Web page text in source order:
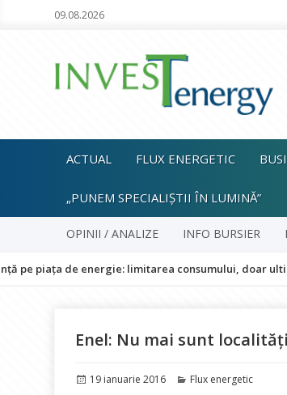
09.08.2026
ACTUAL FLUX ENERGETIC
„PUNEM SPECIALIȘTII ÎN LUMINĂ”
OPINII / ANALIZE INFO BURSIER
energie: limitarea consumului, doar ultimă
Enel: Nu mai sunt
Publicat
19 ianuarie 2016 Categorii
Flux energetic